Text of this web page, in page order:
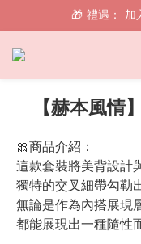
🎁 禮遇： 加
🎁 禮遇： 加
📱 綁定
🎁 禮遇： 加
【赫本風情
🎀商品介紹：
這款套裝將美背設計
獨特的交叉細帶勾勒
無論是作為內搭展現
都能展現出一種隨性